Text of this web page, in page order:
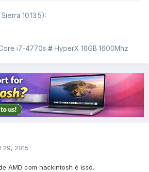
10.13.5):
i7-4770s # HyperX 16GB 1600Mhz
29, 2015
AMD com hackintosh é isso.